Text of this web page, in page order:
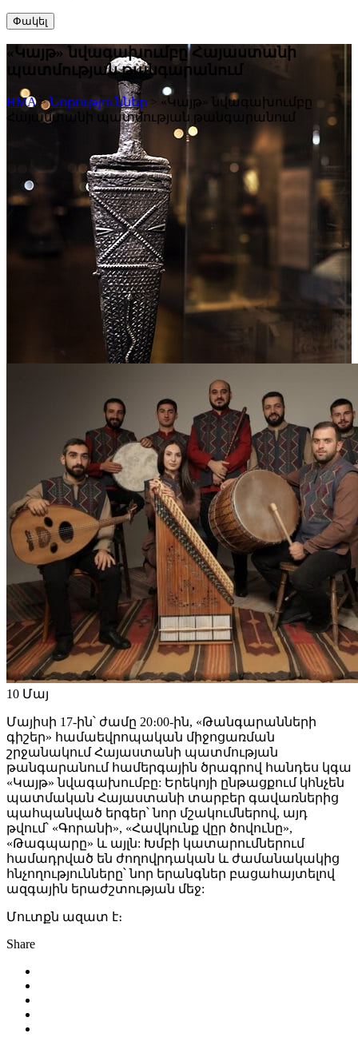
Փակել
«Կայթ» նվագախումբը Հայաստանի
պատմության թանգարանում
HMA>Նորություններ > «Կայթ» նվագախումբը
Հայաստանի պատմության թանգարանում
10 Մայ
Մայիսի 17-ին՝ ժամը 20։00-ին, «Թանգարանների
գիշեր» համաեվրոպական միջոցառման
շրջանակում Հայաստանի պատմության
թանգարանում համերգային ծրագրով հանդես կգա
«Կայթ» նվագախումբը: Երեկոյի ընթացքում կհնչեն
պատմական Հայաստանի տարբեր գավառներից
պահպանված երգեր՝ նոր մշակումներով, այդ
թվում՝ «Գորանի», «Հավկունք վըր ծովունը»,
«Թագպարը» և այլն: Խմբի կատարումներում
համադրված են ժողովրդական և ժամանակակից
հնչողությունները՝ նոր երանգներ բացահայտելով
ազգային երաժշտության մեջ:
Մուտքն ազատ է։
Share